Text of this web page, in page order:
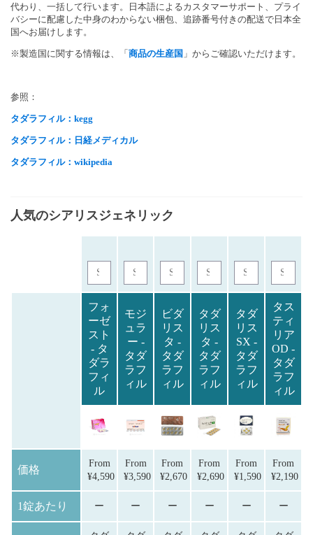
代わり、一括して行います。日本語によるカスタマーサポート、プライ
バシーに配慮した中身のわからない梱包、追跡番号付きの配送で日本全
国へお届けします。
※製造国に関する情報は、「商品の生産国 」からご確認いただけます。
参照：
タダラフィル：kegg
タダラフィル：日経メディカル
タダラフィル：wikipedia
人気のシアリスジェネリック
フォ
ーゼ
スト
- タ
ダラ
フィ
ル
モジ
ュラ
ー -
タダ
ラフ
ィル
ビダ
リス
タ -
タダ
ラフ
ィル
タダ
リス
タ -
タダ
ラフ
ィル
タダ
リス
SX -
タダ
ラフ
ィル
タス
ティ
リア
OD -
タダ
ラフ
ィル
価格
From
¥4,590
From
¥3,590
From
¥2,670
From
¥2,690
From
¥1,590
From
¥2,190
1錠あたり ー ー ー ー ー ー